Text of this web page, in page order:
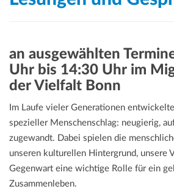
an ausgewählten
Uhr bis 14:30 Uhr im
der Vielfalt Bonn
Im Laufe vieler Generationen
spezieller Menschenschlag: neugierig,
zugewandt. Dabei spielen die
unseren kulturellen Hintergrund, unsere
Gegenwart eine wichtige Rolle für ein
Zusammenleben.